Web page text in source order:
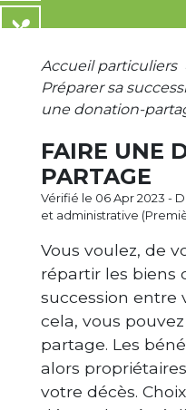
local_dining
Accueil particuliers
Préparer sa
une donation-
FAIRE UNE
PARTAGE
Vérifié le 06 Apr 2023 -
et administrative
Vous voulez, de
répartir les biens
succession entre
cela, vous
partage. Les
alors
votre décès.